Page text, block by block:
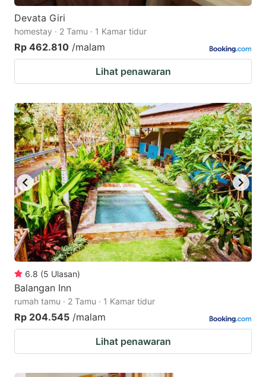
Devata Giri
homestay · 2 Tamu · 1 Kamar tidur
Rp 462.810 /malam
Lihat penawaran
6.8 (5 Ulasan)
Balangan Inn
rumah tamu · 2 Tamu · 1 Kamar tidur
Rp 204.545 /malam
Lihat penawaran